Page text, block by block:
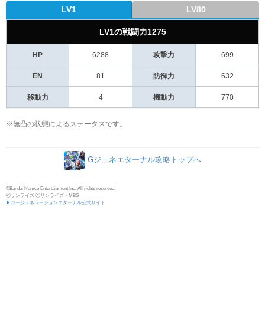
LV1 LV80
LV1の戦闘力1275
HP 6288 攻撃力 699
EN 81 防御力 632
移動力 4 機動力 770
※無凸の状態によるステータスです。
Gジェネエターナル攻略トップへ
©Bandai Namco Entertainment Inc. All rights reserved.
ⓒサンライズ ⓒサンライズ・MBS
▶ジージェネレーションエターナル公式サイト